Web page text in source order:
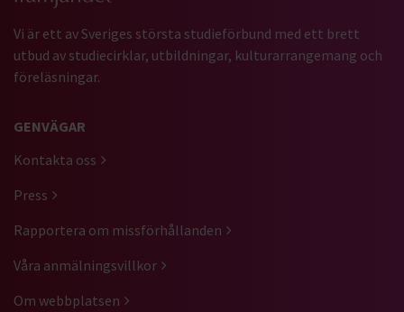
Vi är ett av Sveriges största studieförbund med ett brett
utbud av studiecirklar, utbildningar, kulturarrangemang och
föreläsningar.
GENVÄGAR
Kontakta oss
Press
Rapportera om missförhållanden
Våra anmälningsvillkor
Om webbplatsen